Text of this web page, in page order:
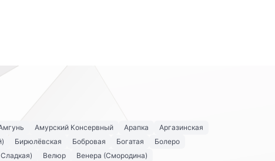
Амурский Консервный Арапка
Аргазинская
Бирюлёвская Бобровая Богатая
Болеро
Велюр
Венера (Смородина)